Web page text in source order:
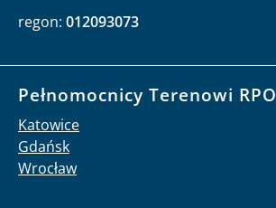
regon: 012093073
Pełnomocnicy Terenowi RPO
Katowice
Gdańsk
Wrocław